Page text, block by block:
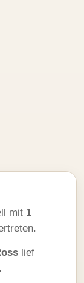
mit 1
lief
.